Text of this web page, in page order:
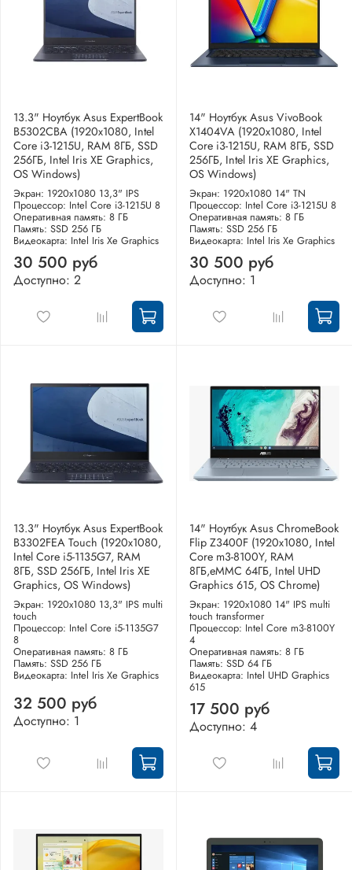
13.3" Ноутбук Asus ExpertBook
B5302CBA (1920x1080, Intel
Core i3-1215U, RAM 8ГБ, SSD
256ГБ, Intel Iris XE Graphics,
OS Windows)
Экран: 1920x1080 13,3" IPS
Процессор: Intel Core i3-1215U 8
Оперативная память: 8 ГБ
Память: SSD 256 ГБ
Видеокарта: Intel Iris Xe Graphics
30 500 руб
Доступно: 2
14" Ноутбук Asus VivoBook
X1404VA (1920x1080, Intel
Core i3-1215U, RAM 8ГБ, SSD
256ГБ, Intel Iris XE Graphics,
OS Windows)
Экран: 1920x1080 14" TN
Процессор: Intel Core i3-1215U 8
Оперативная память: 8 ГБ
Память: SSD 256 ГБ
Видеокарта: Intel Iris Xe Graphics
30 500 руб
Доступно: 1
13.3" Ноутбук Asus ExpertBook
B3302FEA Touch (1920x1080,
Intel Core i5-1135G7, RAM
8ГБ, SSD 256ГБ, Intel Iris XE
Graphics, OS Windows)
Экран: 1920x1080 13,3" IPS multi
touch
Процессор: Intel Core i5-1135G7
8
Оперативная память: 8 ГБ
Память: SSD 256 ГБ
Видеокарта: Intel Iris Xe Graphics
32 500 руб
Доступно: 1
14" Ноутбук Asus ChromeBook
Flip Z3400F (1920x1080, Intel
Core m3-8100Y, RAM
8ГБ,eMMC 64ГБ, Intel UHD
Graphics 615, OS Chrome)
Экран: 1920x1080 14" IPS multi
touch transformer
Процессор: Intel Core m3-8100Y
4
Оперативная память: 8 ГБ
Память: SSD 64 ГБ
Видеокарта: Intel UHD Graphics
615
17 500 руб
Доступно: 4